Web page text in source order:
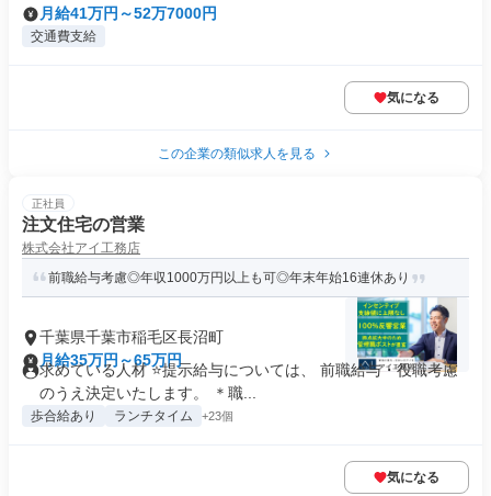
月給41万円～52万7000円
交通費支給
気になる
この企業の類似求人を見る
正社員
注文住宅の営業
株式会社アイ工務店
前職給与考慮◎年収1000万円以上も可◎年末年始16連休あり
千葉県千葉市稲毛区長沼町
月給35万円～65万円
求めている人材 ⭐提示給与については、 前職給与・役職考慮
のうえ決定いたします。 ＊職...
歩合給あり ランチタイム +23個
気になる